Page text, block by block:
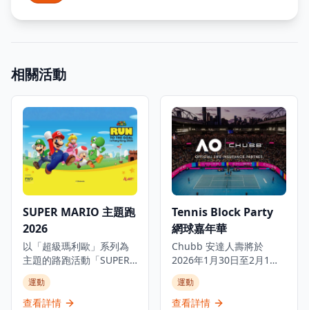
相關活動
SUPER MARIO 主題跑
2026
以「超級瑪利歐」系列為
主題的路跑活動「SUPER
MARIO: RUN TO THE
GOAL」即將於香港舉辦。
活動分別設有4公里、2公
運動
查看詳情
Tennis Block Party
網球嘉年華
Chubb 安達人壽將於
2026年1月30日至2月1日
舉辦為期三日的澳網觀賽
派對，誠邀各位網球迷走
進太古坊糖廠街戶外觀賽
運動
查看詳情